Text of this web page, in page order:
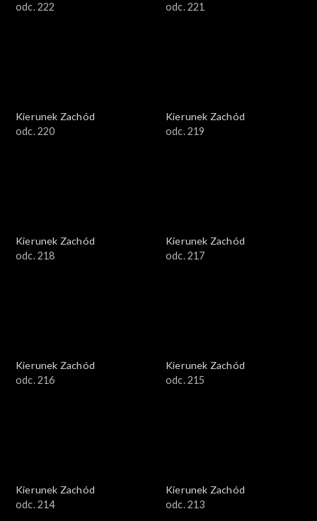
odc. 222
odc. 221
Kierunek Zachód
odc. 220
Kierunek Zachód
odc. 219
Kierunek Zachód
odc. 218
Kierunek Zachód
odc. 217
Kierunek Zachód
odc. 216
Kierunek Zachód
odc. 215
Kierunek Zachód
odc. 214
Kierunek Zachód
odc. 213